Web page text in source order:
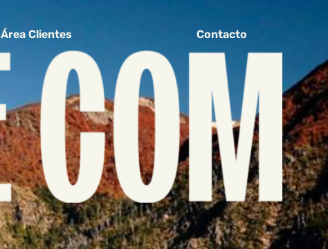
Área Clientes Contacto